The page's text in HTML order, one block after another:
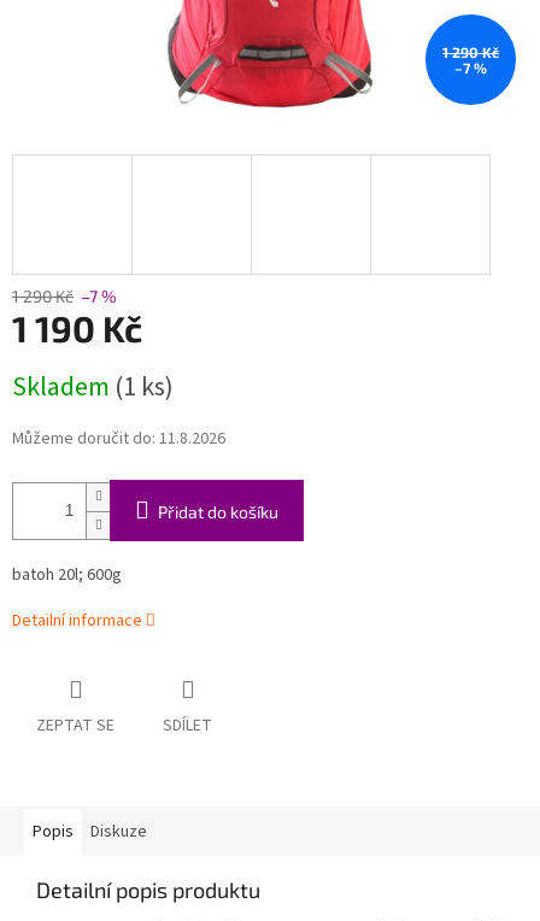
1 290 Kč
–7 %
1 290 Kč –7 %
1 190 Kč
cena:
Skladem (1 ks)
Můžeme doručit do: 11.8.2026
Přidat do košíku
batoh 20l; 600g
Detailní informace
ZEPTAT SE SDÍLET
Popis Diskuze
Detailní popis produktu